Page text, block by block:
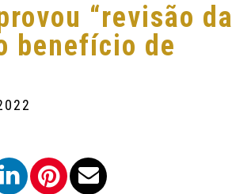
“revisão da
benefício de